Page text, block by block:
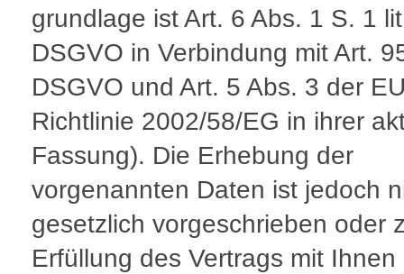
grundlage ist Art. 6 Abs. 1 S. 1
DSGVO in Verbindung mit Art.
DSGVO und Art. 5 Abs. 3 der
Richtlinie 2002/58/EG in ihrer
Fassung). Die Erhebung der
vorgenannten Daten ist jedoch
gesetzlich vorgeschrieben oder
Erfüllung des Vertrags mit Ihnen